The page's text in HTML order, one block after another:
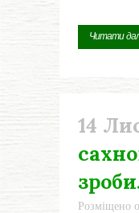
Читати
14
Розміщено